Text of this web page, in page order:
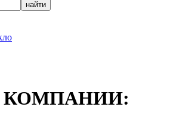
КОМПАНИИ: